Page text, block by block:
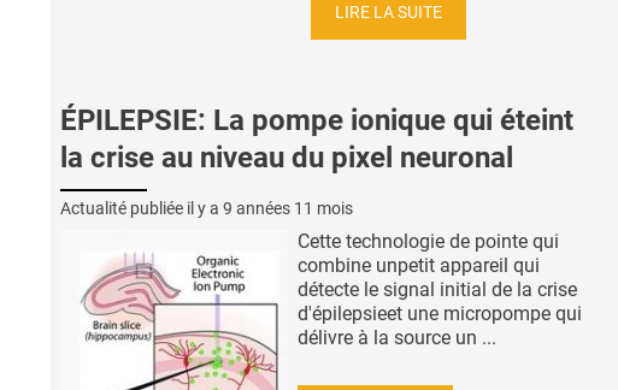
LIRE LA SUITE
ÉPILEPSIE: La pompe ionique qui éteint
la crise au niveau du pixel neuronal
Actualité publiée il y a 9 années 11 mois
Cette technologie de pointe qui
combine unpetit appareil qui
détecte le signal initial de la crise
d'épilepsieet une micropompe qui
délivre à la source un ...